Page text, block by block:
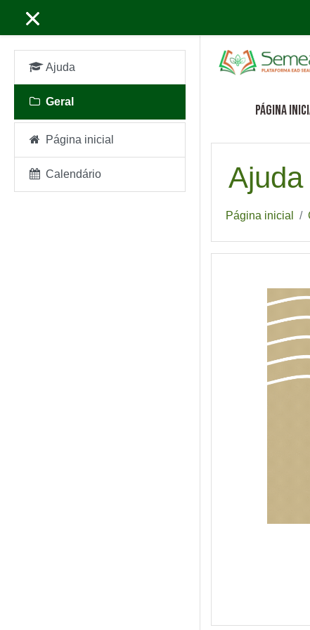
Página
Ajuda
Página inicial
Ajuda
Geral
Página inicial
Calendário